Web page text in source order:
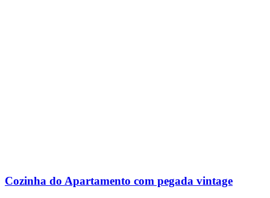
Cozinha do Apartamento com pegada vintage